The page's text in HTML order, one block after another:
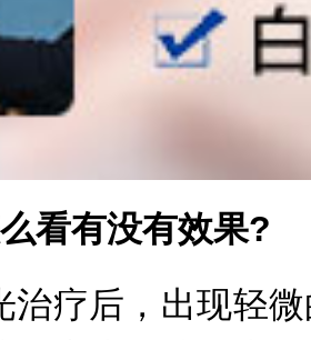
看有没有效果?
后，出现轻微